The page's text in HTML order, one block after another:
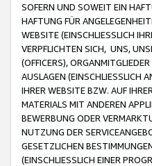
SOFERN UND SOWEIT EIN
HAFTUNG FÜR
WEBSITE (EINSCHLIESSLICH
VERPFLICHTEN SICH, UNS,
(OFFICERS),
AUSLAGEN (EINSCHLIESSLICH
IHRER WEBSITE BZW. AUF
MATERIALS MIT ANDEREN
BEWERBUNG ODER
NUTZUNG DER
GESETZLICHEN
(EINSCHLIESSLICH EINER